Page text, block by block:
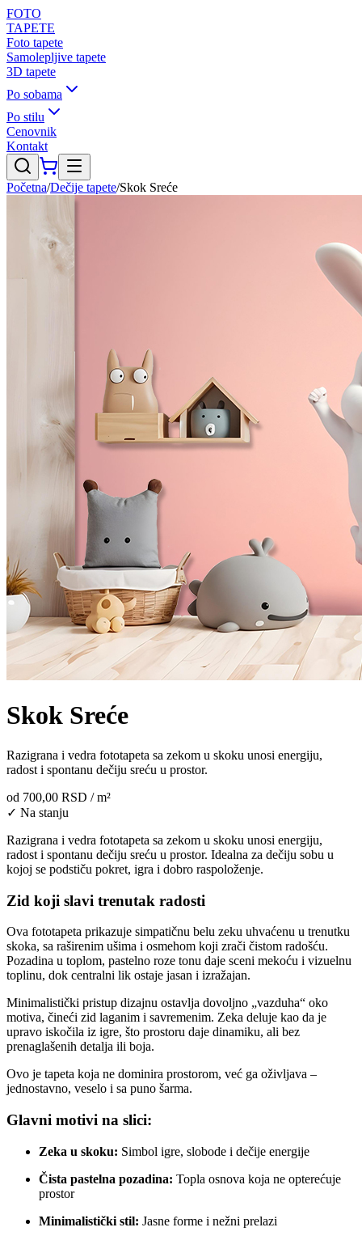
FOTO
TAPETE
Foto tapete
Samolepljive tapete
3D tapete
Po sobama
Po stilu
Cenovnik
Kontakt
Početna/Dečije tapete/Skok Sreće
Skok Sreće
Razigrana i vedra fototapeta sa zekom u skoku unosi energiju,
radost i spontanu dečiju sreću u prostor.
od 700,00 RSD / m²
✓ Na stanju
Razigrana i vedra fototapeta sa zekom u skoku unosi energiju,
radost i spontanu dečiju sreću u prostor. Idealna za dečiju sobu u
kojoj se podstiču pokret, igra i dobro raspoloženje.
Zid koji slavi trenutak radosti
Ova fototapeta prikazuje simpatičnu belu zeku uhvaćenu u trenutku
skoka, sa raširenim ušima i osmehom koji zrači čistom radošću.
Pozadina u toplom, pastelno roze tonu daje sceni mekoću i vizuelnu
toplinu, dok centralni lik ostaje jasan i izražajan.
Minimalistički pristup dizajnu ostavlja dovoljno „vazduha“ oko
motiva, čineći zid laganim i savremenim. Zeka deluje kao da je
upravo iskočila iz igre, što prostoru daje dinamiku, ali bez
prenaglašenih detalja ili boja.
Ovo je tapeta koja ne dominira prostorom, već ga oživljava –
jednostavno, veselo i sa puno šarma.
Glavni motivi na slici:
Zeka u skoku: Simbol igre, slobode i dečije energije
Čista pastelna pozadina: Topla osnova koja ne opterećuje
prostor
Minimalistički stil: Jasne forme i nežni prelazi